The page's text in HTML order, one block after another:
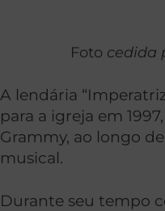
Foto cedida
A lendária
para a igreja em
Grammy, ao longo
musical.
Durante seu tempo